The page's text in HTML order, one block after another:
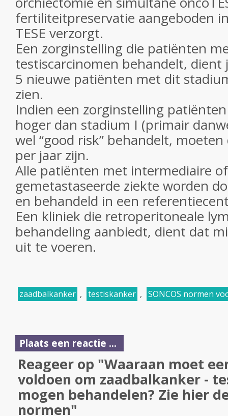
fertiliteitpreservatie aangeboden
TESE verzorgt.
Een zorginstelling die patiënten
testiscarcinomen behandelt,
5 nieuwe patiënten met dit
zien.
Indien een zorginstelling
hoger dan stadium I (primair
wel “good risk” behandelt,
per jaar zijn.
Alle patiënten met intermediaire
gemetastaseerde ziekte worden
en behandeld in een
Een kliniek die retroperitoneale
behandeling aanbiedt, dient dat
uit te voeren.
zaadbalkanker , testiskanker , SONCOS normen
Plaats een reactie ...
Reageer op "Waaraan moet
voldoen om zaadbalkanker -
mogen behandelen? Zie hier de
normen"